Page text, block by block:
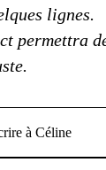
lignes.
permettra
à Céline